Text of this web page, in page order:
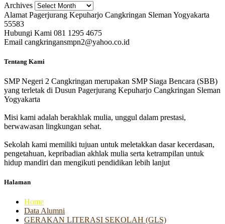
Archives
Alamat Pagerjurang Kepuharjo Cangkringan Sleman Yogyakarta
55583
Hubungi Kami 081 1295 4675
Email cangkringansmpn2@yahoo.co.id
Tentang Kami
SMP Negeri 2 Cangkringan merupakan SMP Siaga Bencara (SBB)
yang terletak di Dusun Pagerjurang Kepuharjo Cangkringan Sleman
Yogyakarta
Misi kami adalah berakhlak mulia, unggul dalam prestasi,
berwawasan lingkungan sehat.
Sekolah kami memiliki tujuan untuk meletakkan dasar kecerdasan,
pengetahuan, kepribadian akhlak mulia serta ketrampilan untuk
hidup mandiri dan mengikuti pendidikan lebih lanjut
Halaman
Home
Data Alumni
GERAKAN LITERASI SEKOLAH (GLS)